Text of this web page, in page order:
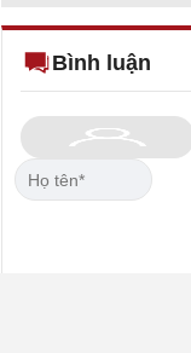
Bình luận